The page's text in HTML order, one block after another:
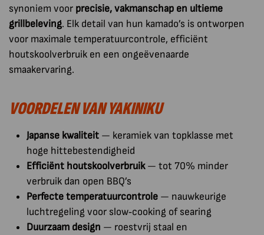
synoniem voor precisie, vakmanschap en ultieme
grillbeleving. Elk detail van hun kamado’s is ontworpen
voor maximale temperatuurcontrole, efficiënt
houtskoolverbruik en een ongeëvenaarde
smaakervaring.
VOORDELEN VAN YAKINIKU
Japanse kwaliteit — keramiek van topklasse met
hoge hittebestendigheid
Efficiënt houtskoolverbruik— tot 70% minder
verbruik dan open BBQ’s
Perfecte temperatuurcontrole — nauwkeurige
luchtregeling voor slow‑cooking of searing
Duurzaam design — roestvrij staal en